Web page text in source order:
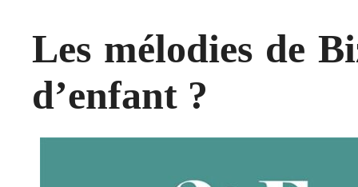
Les mélodies de
d’enfant ?